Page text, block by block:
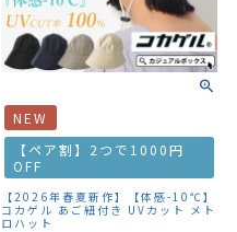
NEW
【ペア割】2つで1000円
OFF
【2026年春夏新作】【体感-10℃】
コカゲル あご紐付き UVカット メト
ロハット